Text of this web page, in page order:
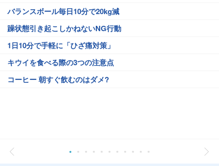
バランスボール毎日10分で20kg減
躁状態引き起こしかねないNG行動
1日10分で手軽に「ひざ痛対策」
キウイを食べる際の3つの注意点
コーヒー 朝すぐ飲むのはダメ?